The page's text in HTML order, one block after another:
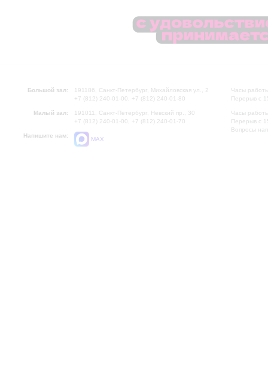
Большой зал:
191186, Санкт-Петербург, Михайловская ул., 2
+7 (812) 240-01-00, +7 (812) 240-01-80
Малый зал:
191011, Санкт-Петербург, Невский пр., 30
+7 (812) 240-01-00, +7 (812) 240-01-70
Напишите нам:
MAX
Часы
Перерыв с
Часы
Перерыв с
Вопросы